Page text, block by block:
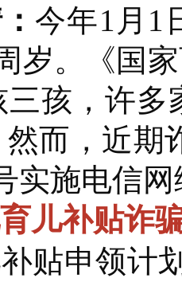
今年1月1
岁。《国
孩，许
而，近期
实施电信
儿补贴诈
申领计划